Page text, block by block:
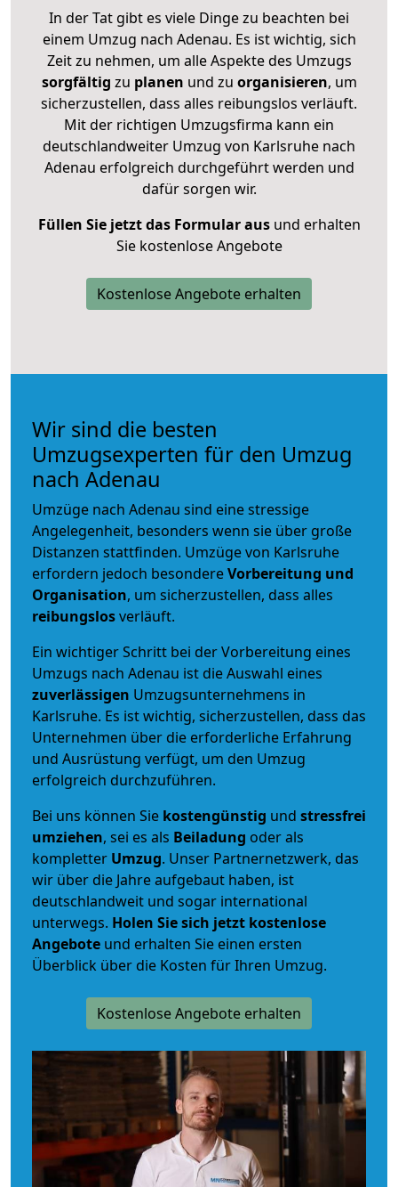
In der Tat gibt es viele Dinge zu beachten bei
einem Umzug nach Adenau. Es ist wichtig, sich
Zeit zu nehmen, um alle Aspekte des Umzugs
sorgfältig zu planen und zu organisieren, um
sicherzustellen, dass alles reibungslos verläuft.
Mit der richtigen Umzugsfirma kann ein
deutschlandweiter Umzug von Karlsruhe nach
Adenau erfolgreich durchgeführt werden und
dafür sorgen wir.
Füllen Sie jetzt das Formular ausund erhalten
Sie kostenlose Angebote
Kostenlose Angebote erhalten
Wir sind die besten
Umzugsexperten für den Umzug
nach Adenau
Umzüge nach Adenau sind eine stressige
Angelegenheit, besonders wenn sie über große
Distanzen stattfinden. Umzüge von Karlsruhe
erfordern jedoch besondereVorbereitung und
Organisation, um sicherzustellen, dass alles
reibungslosverläuft.
Ein wichtiger Schritt bei der Vorbereitung eines
Umzugs nach Adenau ist die Auswahl eines
zuverlässigen Umzugsunternehmens in
Karlsruhe. Es ist wichtig, sicherzustellen, dass das
Unternehmen über die erforderliche Erfahrung
und Ausrüstung verfügt, um den Umzug
erfolgreich durchzuführen.
Bei uns können Sie kostengünstig und stressfrei
umziehen, sei es als Beiladung oder als
kompletter Umzug. Unser Partnernetzwerk, das
wir über die Jahre aufgebaut haben, ist
deutschlandweit und sogar international
unterwegs. Holen Sie sich jetzt kostenlose
Angebote und erhalten Sie einen ersten
Überblick über die Kosten für Ihren Umzug.
Kostenlose Angebote erhalten